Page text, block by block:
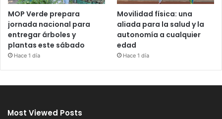
MOP Verde prepara
jornada nacional para
entregar árboles y
plantas este sábado
Hace 1 día
Movilidad física: una
aliada para la salud y la
autonomía a cualquier
edad
Hace 1 día
Most Viewed Posts